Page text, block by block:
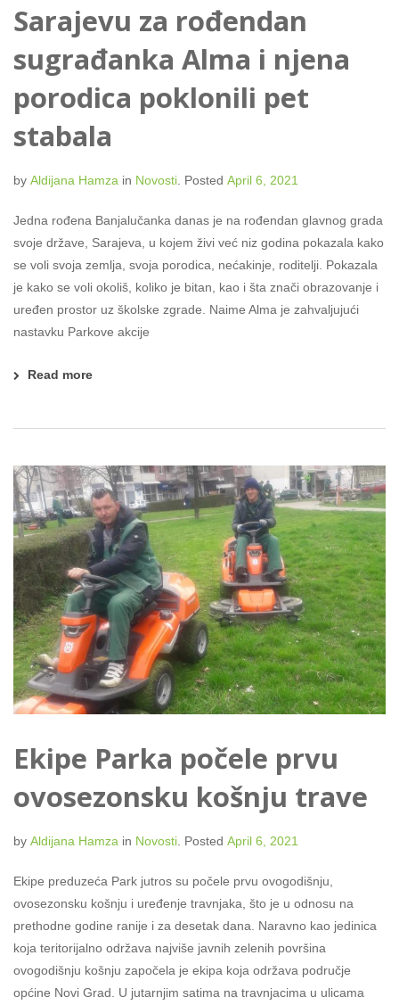
Sarajevu za rođendan
sugrađanka Alma i njena
porodica poklonili pet
stabala
by Aldijana Hamza in Novosti Posted April 6, 2021
Jedna rođena Banjalučanka danas je na rođendan glavnog grada
svoje države, Sarajeva, u kojem živi već niz godina pokazala kako
se voli svoja zemlja, svoja porodica, nećakinje, roditelji. Pokazala
je kako se voli okoliš, koliko je bitan, kao i šta znači obrazovanje i
uređen prostor uz školske zgrade. Naime Alma je zahvaljujući
nastavku Parkove akcije
Read more
Ekipe Parka počele prvu
ovosezonsku košnju trave
by Aldijana Hamza in Novosti Posted April 6, 2021
Ekipe preduzeća Park jutros su počele prvu ovogodišnju,
ovosezonsku košnju i uređenje travnjaka, što je u odnosu na
prethodne godine ranije i za desetak dana. Naravno kao jedinica
koja teritorijalno održava najviše javnih zelenih površina
ovogodišnju košnju započela je ekipa koja održava područje
općine Novi Grad. U jutarnjim satima na travnjacima u ulicama